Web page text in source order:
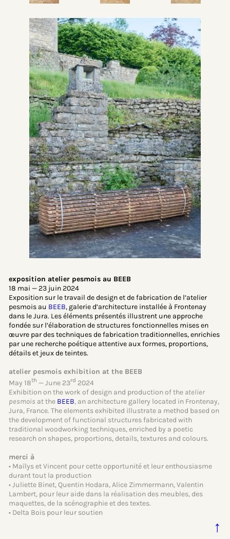
exposition atelier pesmois au BEEB
18 mai — 23 juin 2024
Exposition sur le travail de design et de fabrication de l’atelier
pesmois au BEEB, galerie d’architecture installée à Frontenay
dans le Jura. Les éléments présentés illustrent une approche
fondée sur l’élaboration de structures fonctionnelles mises en
œuvre par des techniques de fabrication traditionnelles, enrichies
par une recherche poétique attentive aux formes, proportions,
détails et jeux de teintes.
atelier pesmois exhibition at the BEEB
May 18th — June 23rd 2024
Exhibition on the work of design and production of the atelier
pesmois at the BEEB, an architecture gallery located in Frontenay,
Jura, France. The elements exhibited illustrate a method based on
the development of functional structures fabricated with
traditional woodworking techniques, enriched by a poetic
research on shapes, proportions, details, textures and colours.
merci à
• Maïlys et Vincent pour cette opportunité et leur enthousiasme
durant tout la production
• Juliette Binet, Quentin Hodara, Alice Zimmermann, Valentin
Lambert, pour leur aide dans la réalisation des meubles, des
maquettes, de la scénographie et des textes.
• Delta Bois pour leur soutien
↑